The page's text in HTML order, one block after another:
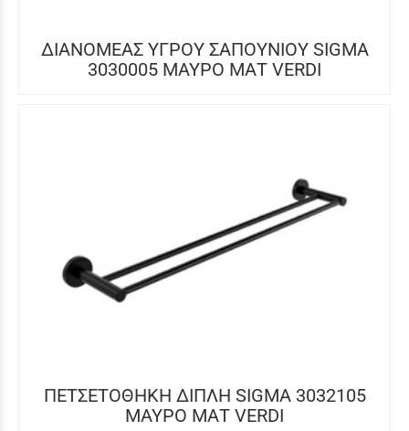
ΔΙΑΝΟΜΕΑΣ ΥΓΡΟΥ ΣΑΠΟΥΝΙΟΥ SIGMA
3030005 ΜΑΥΡΟ ΜΑΤ VERDI
ΠΕΤΣΕΤΟΘΗΚΗ ΔΙΠΛΗ SIGMA 3032105
ΜΑΥΡΟ ΜΑΤ VERDI